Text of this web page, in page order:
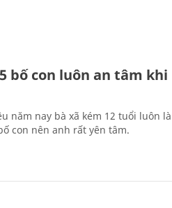
bố con luôn an tâm khi
năm nay bà xã kém 12 tuổi luôn là
con nên anh rất yên tâm.